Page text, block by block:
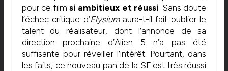
pour ce filmsi ambitieux et réussi. Sans doute
l’échec critique d’Elysiumaura-t-il fait oublier le
talent du réalisateur, dont l’annonce de sa
direction prochaine d’Alien 5 n’a pas été
suffisante pour réveiller l’intérêt. Pourtant, dans
les faits, ce nouveau pan de la SF est très réussi